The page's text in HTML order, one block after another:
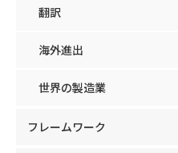
翻訳
海外進出
世界の製造業
フレームワーク